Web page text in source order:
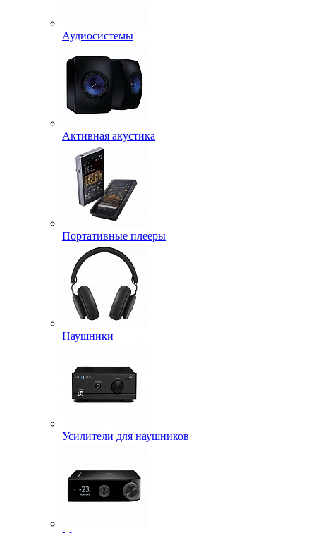
Аудиосистемы
Активная акустика
Портативные плееры
Наушники
Усилители для наушников